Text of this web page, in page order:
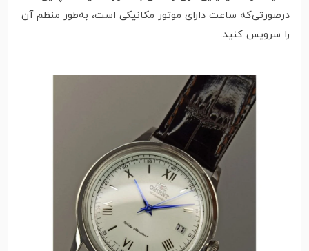
درصورتی‌که ساعت دارای موتور مکانیکی است، به‌طور منظم آن
را سرویس کنید.